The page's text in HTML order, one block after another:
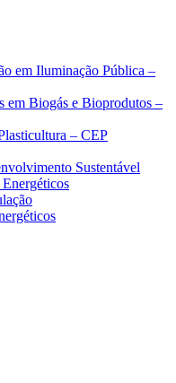
em Iluminação Pública –
em Biogás e Bioprodutos –
– CEP
Sustentável